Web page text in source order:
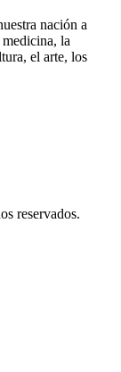
nación a
la
el arte, los
reservados.